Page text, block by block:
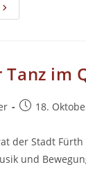
3.
Tanz im
Beitrag
18.
der Stadt
und